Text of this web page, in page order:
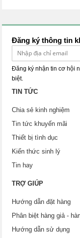
Đăng ký thông tin
Đăng ký nhận tin cơ hội
biệt.
TIN TỨC
Chia sẻ kinh nghiệm
Tin tức khuyến mãi
Thiết bị tình dục
Kiến thức sinh lý
Tin hay
TRỢ GIÚP
Hướng dẫn đặt hàng
Phân biệt hàng giả -
Hướng dẫn sử dụng